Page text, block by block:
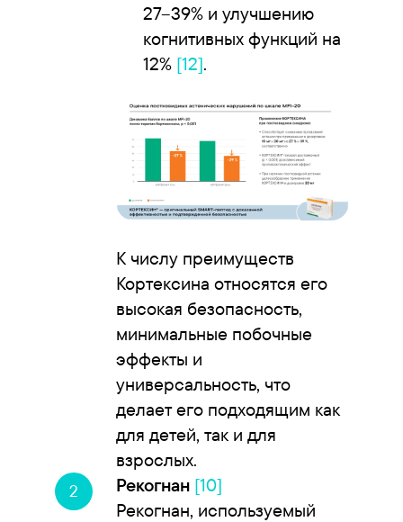
27–39% и улучшению
когнитивных функций на
12% [12].
К числу преимуществ
Кортексина относятся его
высокая безопасность,
минимальные побочные
эффекты и
универсальность, что
делает его подходящим как
для детей, так и для
взрослых.
Рекогнан [10]
Рекогнан, используемый